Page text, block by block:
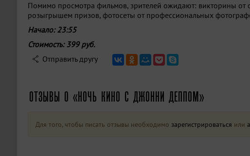
Помимо просмотра фильмов, зрителей ожидают: викторины от
розыгрышем призов, фотосеты от профессиональных
Начало: 23:55
Стоимость: 399 руб.
Отправить другу
ОТЗЫВЫ О «НОЧЬ КИНО С ДЖОННИ ДЕППОМ»
Для того, чтобы писать отзывы необходимо зарегистрироваться или